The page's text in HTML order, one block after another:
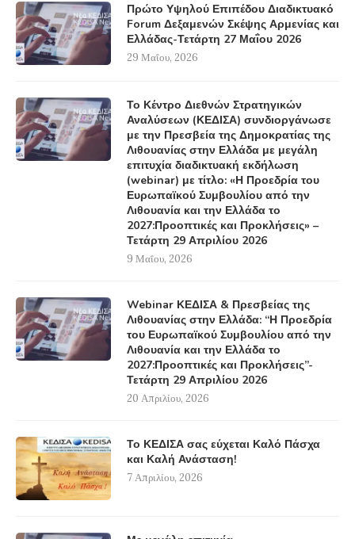
Πρώτο Υψηλού Επιπέδου Διαδικτυακό
Forum Δεξαμενών Σκέψης Αρμενίας και
Ελλάδας-Τετάρτη 27 Μαΐου 2026
29 Μαΐου, 2026
Το Κέντρο Διεθνών Στρατηγικών
Αναλύσεων (ΚΕΔΙΣΑ) συνδιοργάνωσε
με την Πρεσβεία της Δημοκρατίας της
Λιθουανίας στην Ελλάδα με μεγάλη
επιτυχία διαδικτυακή εκδήλωση
(webinar) με τίτλο: «Η Προεδρία του
Ευρωπαϊκού Συμβουλίου από την
Λιθουανία και την Ελλάδα το
2027:Προοπτικές και Προκλήσεις» –
Τετάρτη 29 Απριλίου 2026
9 Μαΐου, 2026
Webinar ΚΕΔΙΣΑ & Πρεσβείας της
Λιθουανίας στην Ελλάδα: “Η Προεδρία
του Ευρωπαϊκού Συμβουλίου από την
Λιθουανία και την Ελλάδα το
2027:Προοπτικές και Προκλήσεις”-
Τετάρτη 29 Απριλίου 2026
20 Απριλίου, 2026
Το ΚΕΔΙΣΑ σας εύχεται Καλό Πάσχα
και Καλή Ανάσταση!
7 Απριλίου, 2026